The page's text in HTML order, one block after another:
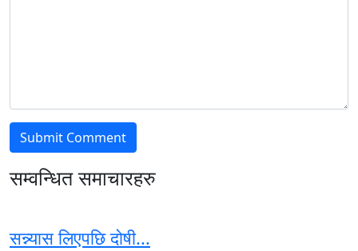
सम्वन्धित समाचारहरु
सन्न्यास लिएपछि दोषी...